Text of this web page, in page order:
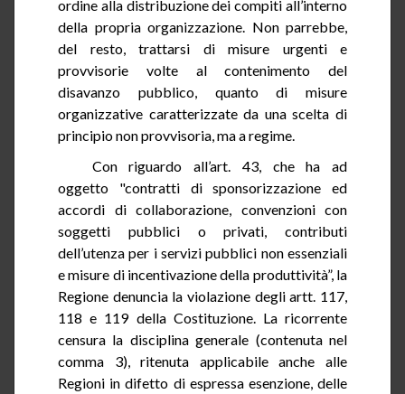
ordine alla distribuzione dei compiti all’interno
della propria organizzazione. Non parrebbe,
del resto, trattarsi di misure urgenti e
provvisorie volte al contenimento del
disavanzo pubblico, quanto di misure
organizzative caratterizzate da una scelta di
principio non provvisoria, ma a regime.
Con riguardo all’art. 43, che ha ad
oggetto "contratti di sponsorizzazione ed
accordi di collaborazione, convenzioni con
soggetti pubblici o privati, contributi
dell’utenza per i servizi pubblici non essenziali
e misure di incentivazione della produttività”, la
Regione denuncia la violazione degli artt. 117,
118 e 119 della Costituzione. La ricorrente
censura la disciplina generale (contenuta nel
comma 3), ritenuta applicabile anche alle
Regioni in difetto di espressa esenzione, delle